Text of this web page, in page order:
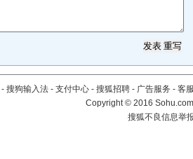
- 搜狗输入法 - 支付中心 - 搜狐招聘 - 广告服务 - 客
Copyright©2016
搜狐不良信息举